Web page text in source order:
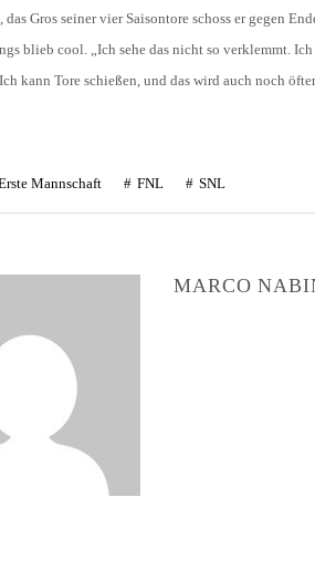
das Gros seiner vier Saisontore schoss er gegen
blieb cool. „Ich sehe das nicht so verklemmt.
kann Tore schießen, und das wird auch noch
Mannschaft FNL SNL
MARCO